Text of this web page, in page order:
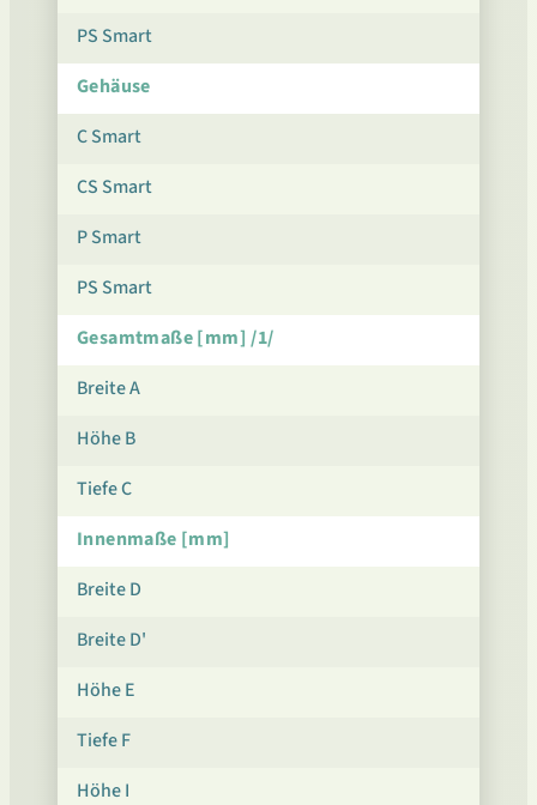
PS Smart
Gehäuse
C Smart
CS Smart
P Smart
PS Smart
Gesamtmaße [mm] /1/
Breite A
Höhe B
Tiefe C
Innenmaße [mm]
Breite D
Breite D'
Höhe E
Tiefe F
Höhe I